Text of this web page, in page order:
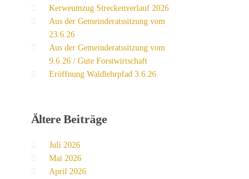
Kerweumzug Streckenverlauf 2026
Aus der Gemeinderatssitzung vom
23.6.26
Aus der Gemeinderatssitzung vom
9.6.26 / Gute Forstwirtschaft
Eröffnung Waldlehrpfad 3.6.26
ÄltereBeiträge
Juli 2026
Mai 2026
April 2026